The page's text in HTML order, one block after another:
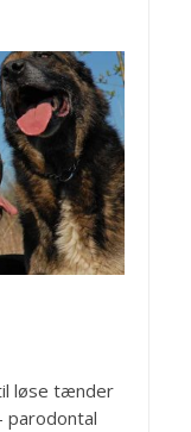
løse tænder
parodontal